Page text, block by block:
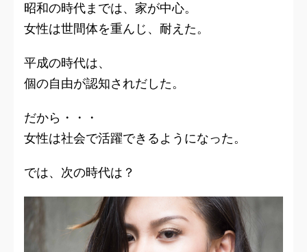
昭和の時代までは、家が中心。
女性は世間体を重んじ、耐えた。
平成の時代は、
個の自由が認知されだした。
だから・・・
女性は社会で活躍できるようになった。
では、次の時代は？